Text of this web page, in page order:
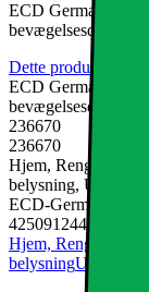
ECD Germany 3
bevægelsesdetektor
Dette produkt er
ECD Germany 3
bevægelsesdetektor
236670
236670
Hjem, Rengøring
belysning,
ECD-Germany
4250912448346
Hjem, Rengøring &
belysning